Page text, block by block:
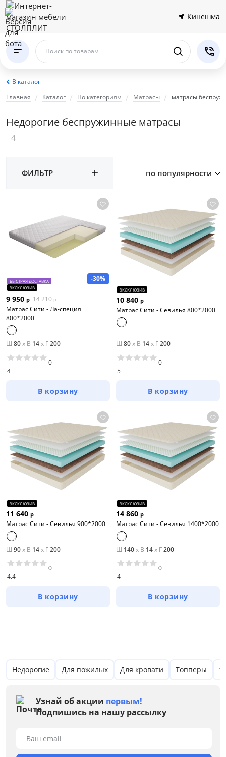
Кинешма
Поиск по товарам
В каталог
Главная
Каталог По категориям Матрасы матрасы
Недорогие беспружинные матрасы
4
ФИЛЬТР
Цена
Размер
по популярности
-30%
БЫСТРАЯ ДОСТАВКА
ЭКСКЛЮЗИВ
9 950 р 14 210 р
Матрас Сити - Ла-специя
800*2000
Ш 80x В 14x Г200
4
0
В корзину
ЭКСКЛЮЗИВ
10 840 р
Матрас Сити - Севилья 800*2000
Ш 80x В 14x Г200
5
0
В корзину
ЭКСКЛЮЗИВ
11 640 р
Матрас Сити - Севилья 900*2000
Ш 90x В 14x Г200
4.4
0
В корзину
ЭКСКЛЮЗИВ
14 860 р
Матрас Сити - Севилья 1400*2000
Ш 140x В 14x Г200
4
0
В корзину
Недорогие Для пожилых Для кровати Топперы
Узнай об акции первым!
Подпишись на нашу рассылку
Ваш email